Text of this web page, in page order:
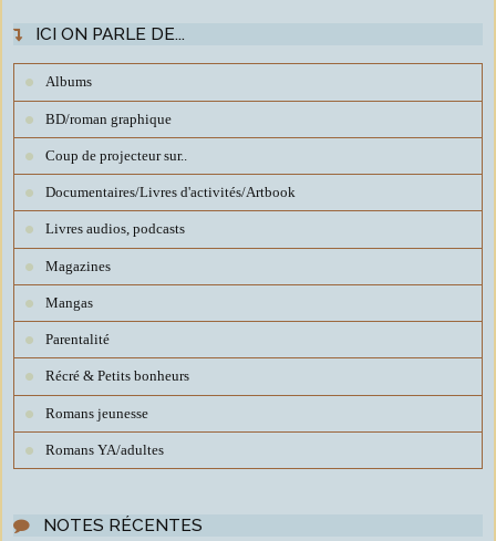
ICI ON PARLE DE...
Albums
BD/roman graphique
Coup de projecteur sur..
Documentaires/Livres d'activités/Artbook
Livres audios, podcasts
Magazines
Mangas
Parentalité
Récré & Petits bonheurs
Romans jeunesse
Romans YA/adultes
NOTES RÉCENTES